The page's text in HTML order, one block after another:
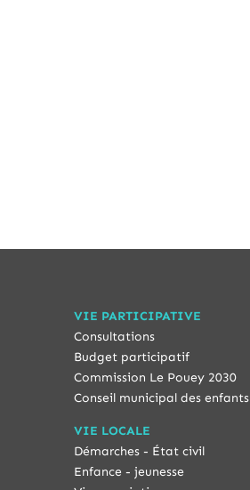
VIE PARTICIPATIVE
Consultations
Budget participatif
Commission Le Pouey 2030
Conseil municipal des enfants
VIE LOCALE
Démarches - État civil
Enfance - jeunesse